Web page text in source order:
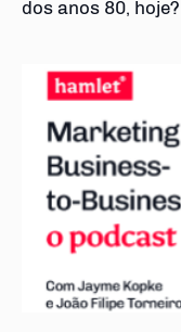
dos anos 80, hoje?